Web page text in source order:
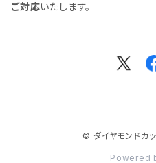
ご対応いたします。
© ダイヤモンドカ
Powered